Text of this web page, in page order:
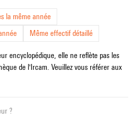
la même année
Même effectif détaillé
encyclopédique, elle ne reflète pas les
de l'Ircam. Veuillez vous référer aux
?